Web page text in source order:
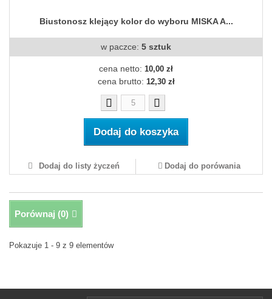
Biustonosz klejący kolor do wyboru MISKA A...
w paczce: 5 sztuk
cena netto: 10,00 zł
cena brutto: 12,30 zł
Dodaj do koszyka
Dodaj do listy życzeń Dodaj do porówania
Porównaj (0)
Pokazuje 1 - 9 z 9 elementów